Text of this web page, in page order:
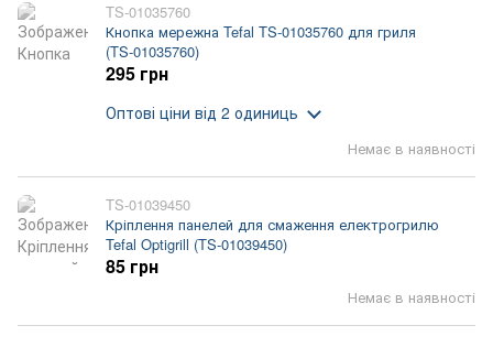
TS-01035760
Кнопка мережна Tefal TS-01035760 для гриля
(TS-01035760)
Немає в наявності
295 грн
Оптові ціни від 2 одиниць
TS-01039450
Кріплення панелей для смаження електрогрилю
Tefal Optigrill (TS-01039450)
Немає в наявності
85 грн